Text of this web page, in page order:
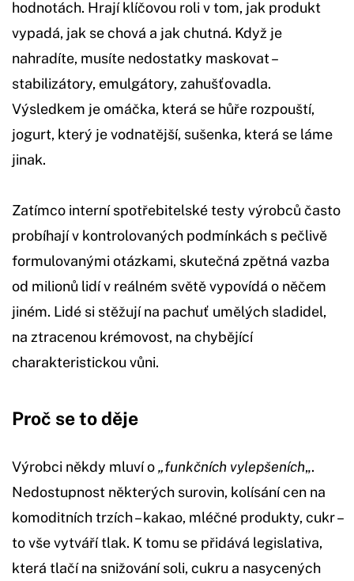
hodnotách. Hrají klíčovou roli v tom, jak produkt
vypadá, jak se chová a jak chutná. Když je
nahradíte, musíte nedostatky maskovat –
stabilizátory, emulgátory, zahušťovadla.
Výsledkem je omáčka, která se hůře rozpouští,
jogurt, který je vodnatější, sušenka, která se láme
jinak.
Zatímco interní spotřebitelské testy výrobců často
probíhají v kontrolovaných podmínkách s pečlivě
formulovanými otázkami, skutečná zpětná vazba
od milionů lidí v reálném světě vypovídá o něčem
jiném. Lidé si stěžují na pachuť umělých sladidel,
na ztracenou krémovost, na chybějící
charakteristickou vůni.
Proč se to děje
Výrobci někdy mluví o„funkčních vylepšeních„.
Nedostupnost některých surovin, kolísání cen na
komoditních trzích – kakao, mléčné produkty, cukr –
to vše vytváří tlak. K tomu se přidává legislativa,
která tlačí na snižování soli, cukru a nasycených